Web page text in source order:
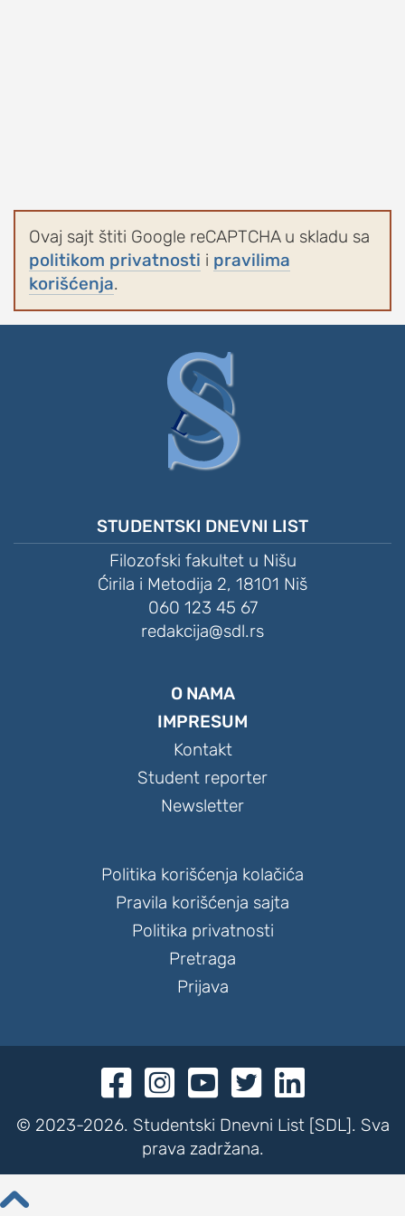
Ovaj sajt štiti Google reCAPTCHA u skladu sa
politikom privatnosti i pravilima
korišćenja.
STUDENTSKI DNEVNI LIST
Filozofski fakultet u Nišu
Ćirila i Metodija 2, 18101 Niš
060 123 45 67
redakcija@sdl.rs
O NAMA
IMPRESUM
Kontakt
Student reporter
Newsletter
Politika korišćenja kolačića
Pravila korišćenja sajta
Politika privatnosti
Pretraga
Prijava
    
© 2023-2026. Studentski Dnevni List [SDL]. Sva
prava zadržana.
